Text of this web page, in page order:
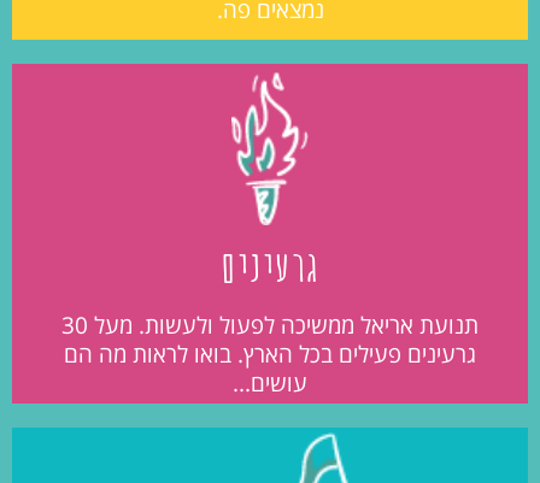
נמצאים פה.
גרעינים
תנועת אריאל ממשיכה לפעול ולעשות. מעל 30
גרעינים פעילים בכל הארץ. בואו לראות מה הם
עושים...